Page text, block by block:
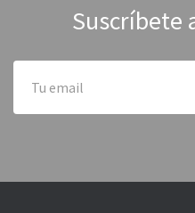
Suscríbete